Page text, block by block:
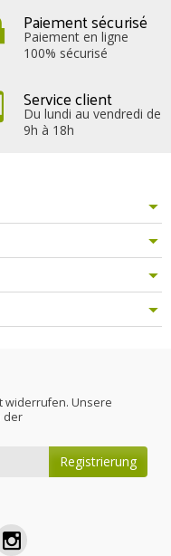
Paiement sécurisé
Paiement en ligne
100% sécurisé
Service client
Du lundi au vendredi de
9h à 18h
widerrufen. Unsere
der